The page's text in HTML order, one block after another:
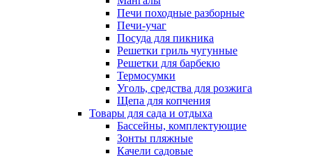
Печи походные разборные
Печи-учаг
Посуда для пикника
Решетки гриль чугунные
Решетки для барбекю
Термосумки
Уголь, средства для розжига
Щепа для копчения
Товары для сада и отдыха
Бассейны, комплектующие
Зонты пляжные
Качели садовые